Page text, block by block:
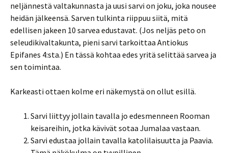
neljännestä valtakunnasta ja uusi sarvi on joku, joka nousee
heidän jälkeensä. Sarven tulkinta riippuu siitä, mitä
edellisen jakeen 10 sarvea edustavat. (Jos neljäs peto on
seleudikivaltakunta, pieni sarvi tarkoittaa Antiokus
Epifanes 4:sta.) En tässä kohtaa edes yritä selittää sarvea ja
sen toimintaa.
Karkeasti ottaen kolme eri näkemystä on ollut esillä.
Sarvi liittyy jollain tavalla jo edesmenneen Rooman
keisareihin, jotka kävivät sotaa Jumalaa vastaan.
Sarvi edustaa jollain tavalla katolilaisuutta ja Paavia.